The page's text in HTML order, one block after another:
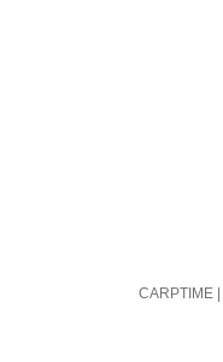
CARPTIME |